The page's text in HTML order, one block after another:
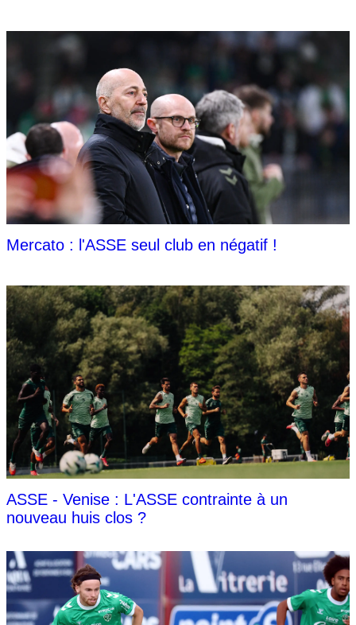
Mercato : l'ASSE seul club en négatif !
ASSE - Venise : L'ASSE contrainte à un
nouveau huis clos ?